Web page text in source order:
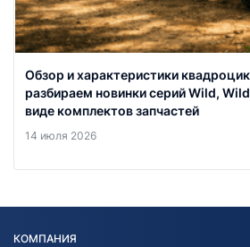
Обзор и характеристики
разбираем новинки серий Wild,
виде комплектов запчастей
14 июля 2026
КОМПАНИЯ